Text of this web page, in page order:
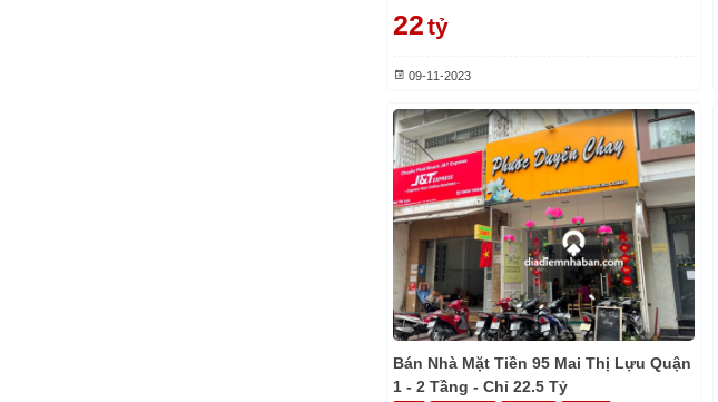
22tỷ
09-11-2023
Bán Nhà Mặt Tiền 95 Mai Thị Lựu Quận
1 - 2 Tầng - Chỉ 22.5 Tỷ